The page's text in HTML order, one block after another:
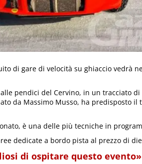
di gare di velocità su ghiaccio vedrà
pendici del Cervino, in un tracciato
da Massimo Musso, ha predisposto
è una delle più tecniche in
dedicate a bordo pista al prezzo di
di ospitare questo evento»